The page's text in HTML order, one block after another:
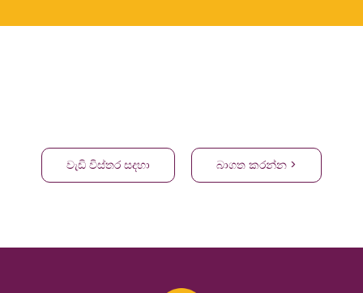
වැඩි විස්තර සදහා බාගත කරන්න >